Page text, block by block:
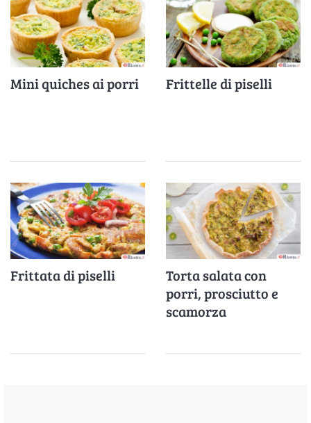
Mini quiches ai porri Frittelle di piselli
Frittata di piselli
Torta salata con
porri, prosciutto e
scamorza